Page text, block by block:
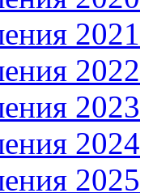
2021
2022
2023
2024
2025